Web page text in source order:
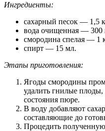
Ингредиенты:
сахарный песок — 1,5
вода очищенная — 300
смородина спелая — 1
спирт — 15 мл.
Этапы приготовления:
Ягоды смородины
удалить гнилые плоды,
состояния пюре.
В воду добавляют
составляющие до
Процедить